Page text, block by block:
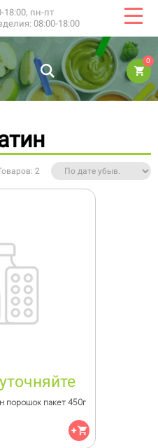
18:00, пн-пт
08:00-18:00
0
2
порошок пакет 450г